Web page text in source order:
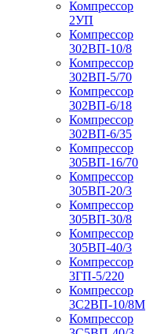
Компрессор
2УП
Компрессор
302ВП-10/8
Компрессор
302ВП-5/70
Компрессор
302ВП-6/18
Компрессор
302ВП-6/35
Компрессор
305ВП-16/70
Компрессор
305ВП-20/3
Компрессор
305ВП-30/8
Компрессор
305ВП-40/3
Компрессор
3ГП-5/220
Компрессор
3С2ВП-10/8М
Компрессор